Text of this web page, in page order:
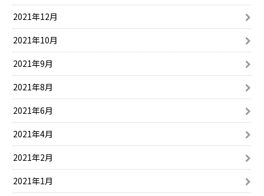
2021年12月
2021年10月
2021年9月
2021年8月
2021年6月
2021年4月
2021年2月
2021年1月